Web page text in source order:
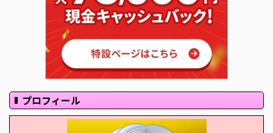
プロフィール